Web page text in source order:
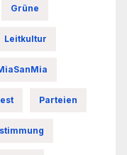
Grüne
Leitkultur
Parteien